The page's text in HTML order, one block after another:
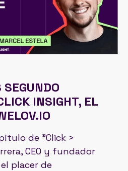
INSIGHT, EL
de "Click >
CEO y fundador
placer de